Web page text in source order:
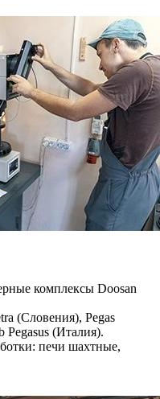
комплексы Doosan
(Словения), Pegas
Pegasus (Италия).
печи шахтные,